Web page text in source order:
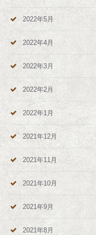
2022年5月
2022年4月
2022年3月
2022年2月
2022年1月
2021年12月
2021年11月
2021年10月
2021年9月
2021年8月